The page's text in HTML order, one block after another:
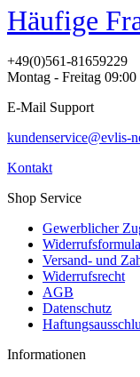
Häufige
+49(0)561-81659229
Montag - Freitag
E-Mail Support
kundenservice@evlis-
Kontakt
Shop Service
Gewerblicher
Versand- und
Widerrufsrecht
AGB
Datenschutz
Informationen